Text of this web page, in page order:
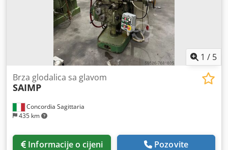
1 / 5
Concordia Sagittaria
435 km
Brza glodalica sa glavom
SAIMP
Informacije o cijeni Pozovite